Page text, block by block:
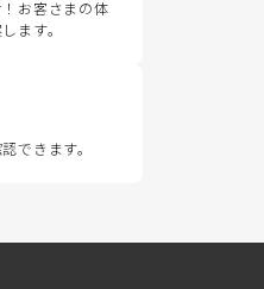
お客さまの体
ます。
できます。